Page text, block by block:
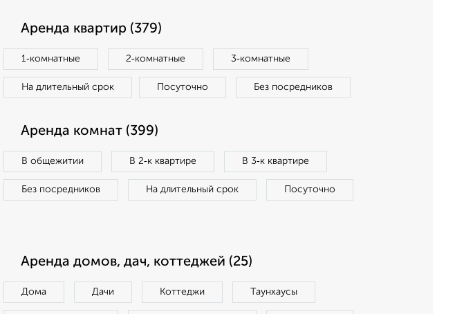
Аренда квартир (379)
1‑комнатные 2‑комнатные 3‑комнатные
На длительный срок Посуточно Без посредников
Аренда комнат (399)
В общежитии В 2‑к квартире В 3‑к квартире
Без посредников На длительный срок Посуточно
Аренда домов, дач, коттеджей (25)
Дома Дачи Коттеджи Таунхаусы